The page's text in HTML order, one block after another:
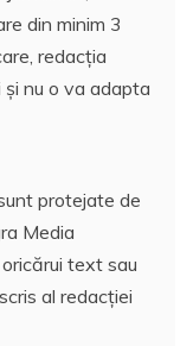
din minim 3
redacția
nu o va adapta
protejate de
Media
text sau
al redacției